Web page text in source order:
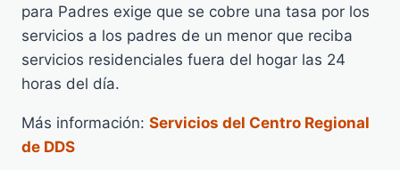
para Padres exige que se cobre una tasa por los
servicios a los padres de un menor que reciba
servicios residenciales fuera del hogar las 24
horas del día.
Más información: Servicios del Centro Regional
de DDS